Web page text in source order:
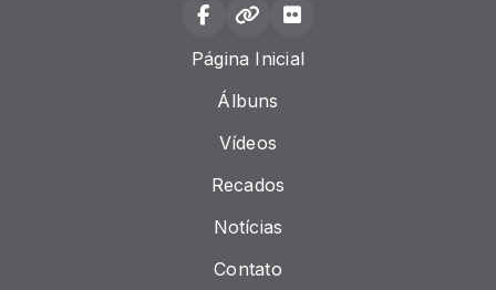
Página Inicial
Álbuns
Vídeos
Recados
Notícias
Contato